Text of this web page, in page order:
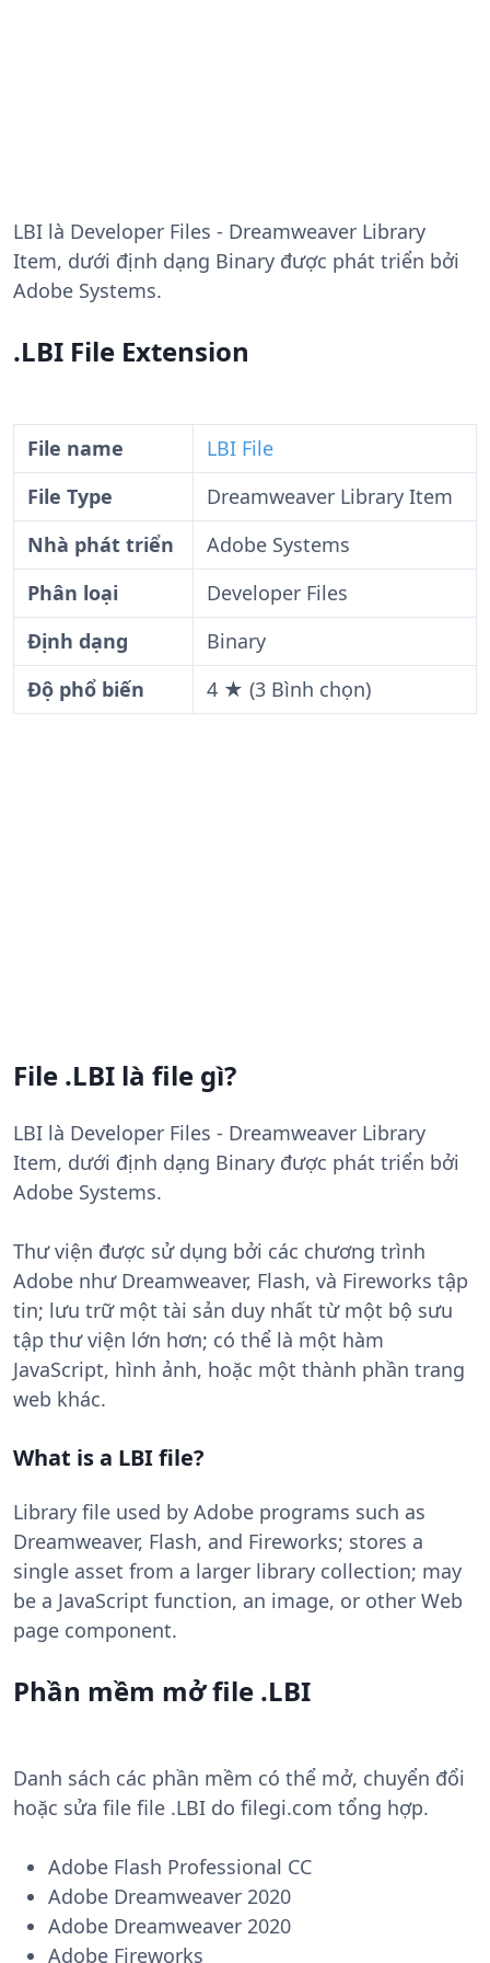
LBI là Developer Files - Dreamweaver Library
Item, dưới định dạng Binary được phát triển bởi
Adobe Systems.
.LBI File Extension
File name
LBI File
File Type
Dreamweaver Library Item
Nhà phát triển
Adobe Systems
Phân loại
Developer Files
Định dạng
Binary
Độ phổ biến
4 ★ (3 Bình chọn)
File .LBI là file gì?
LBI là Developer Files - Dreamweaver Library
Item, dưới định dạng Binary được phát triển bởi
Adobe Systems.
Thư viện được sử dụng bởi các chương trình
Adobe như Dreamweaver, Flash, và Fireworks tập
tin; lưu trữ một tài sản duy nhất từ ​​một bộ sưu
tập thư viện lớn hơn; có thể là một hàm
JavaScript, hình ảnh, hoặc một thành phần trang
web khác.
What is a LBI file?
Library file used by Adobe programs such as
Dreamweaver, Flash, and Fireworks; stores a
single asset from a larger library collection; may
be a JavaScript function, an image, or other Web
page component.
Phần mềm mở file .LBI
Danh sách các phần mềm có thể mở, chuyển đổi
hoặc sửa file file .LBI do filegi.com tổng hợp.
Adobe Flash Professional CC
Adobe Dreamweaver 2020
Adobe Dreamweaver 2020
Adobe Fireworks